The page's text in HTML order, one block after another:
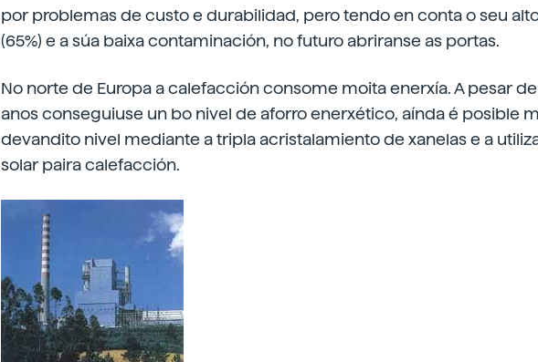
por problemas de custo e durabilidad, pero tendo en conta o seu
(65%) e a súa baixa contaminación, no futuro abriranse as portas.
No norte de Europa a calefacción consome moita enerxía. A pesar
anos conseguiuse un bo nivel de aforro enerxético, aínda é posible
devandito nivel mediante a tripla acristalamiento de xanelas e a
solar paira calefacción.